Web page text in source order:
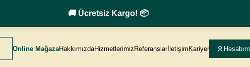
🚚 Ücretsiz Kargo! 📦
Online MağazaHakkımızdaHizmetlerimiz Referanslarİletişim Kariyer Hesabım